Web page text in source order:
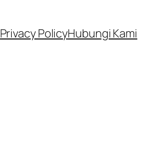
Privacy PolicyHubungi Kami